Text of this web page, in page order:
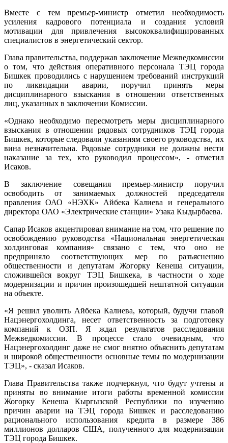
Вместе с тем премьер-министр отметил необходимость
усиления кадрового потенциала и создания условий
мотивации для привлечения высококвалифицированных
специалистов в энергетический сектор.
Глава правительства, поддержав заключение Межведкомиссии
о том, что действия оперативного персонала ТЭЦ города
Бишкек проводились с нарушением требований инструкций
по ликвидации аварии, поручил принять меры
дисциплинарного взыскания в отношении ответственных
лиц, указанных в заключении Комиссии.
«Однако необходимо пересмотреть меры дисциплинарного
взыскания в отношении рядовых сотрудников ТЭЦ города
Бишкек, которые следовали указаниям своего руководства, их
вина незначительна. Рядовые сотрудники не должны нести
наказание за тех, кто руководил процессом», - отметил
Исаков.
В заключение совещания премьер-министр поручил
освободить от занимаемых должностей председателя
правления ОАО «НЭХК» Айбека Калиева и генерального
директора ОАО «Электрические станции» Узака Кыдырбаева.
Сапар Исаков акцентировал внимание на том, что решение по
освобождению руководства «Национальная энергетическая
холдинговая компания» связано с тем, что оно не
предприняло соответствующих мер по разъяснению
общественности и депутатам Жогорку Кенеша ситуации,
сложившейся вокруг ТЭЦ Бишкека, в частности о ходе
модернизации и причин произошедшей нештатной ситуации
на объекте.
«Я решил уволить Айбека Калиева, который, будучи главой
Нацэнергохолдинга, несет ответственность за подготовку
компаний к ОЗП. Я ждал результатов расследования
Межведкомиссии. В процессе стало очевидным, что
Нацэнергохолдинг даже не смог внятно объяснить депутатам
и широкой общественности основные темы по модернизации
ТЭЦ», - сказал Исаков.
Глава Правительства также подчеркнул, что будут учтены и
приняты во внимание итоги работы временной комиссии
Жогорку Кенеша Кыргызской Республики по изучению
причин аварии на ТЭЦ города Бишкек и расследованию
рационального использования кредита в размере 386
миллионов долларов США, полученного для модернизации
ТЭЦ города Бишкек.